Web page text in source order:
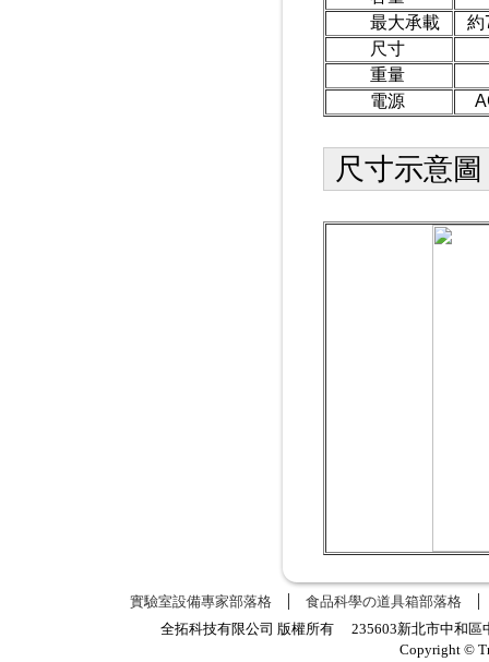
最大承載
約
尺寸
重量
電源
尺寸示意圖
實驗室設備專家部落格
食品科學の道具箱部落格
全拓科技有限公司 版權所有 235603新北市中和
Copyright ©